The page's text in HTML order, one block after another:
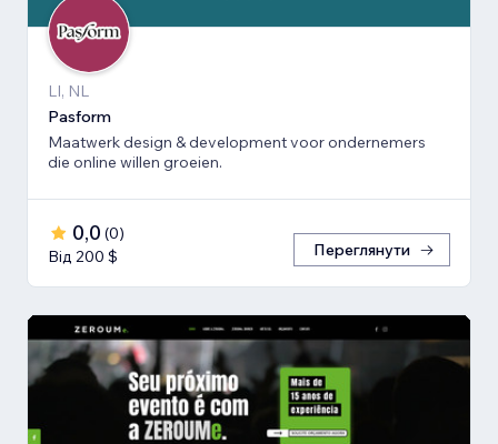
LI, NL
Pasform
Maatwerk design & development voor ondernemers
die online willen groeien.
0,0 (0)
Від 200 $
Переглянути